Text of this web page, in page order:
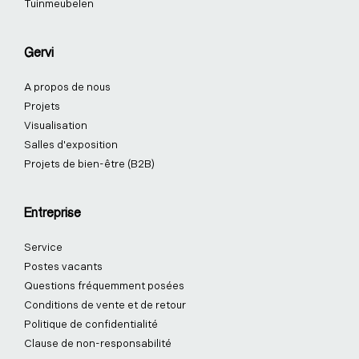
Tuinmeubelen
Gervi
A propos de nous
Projets
Visualisation
Salles d'exposition
Projets de bien-être (B2B)
Entreprise
Service
Postes vacants
Questions fréquemment posées
Conditions de vente et de retour
Politique de confidentialité
Clause de non-responsabilité